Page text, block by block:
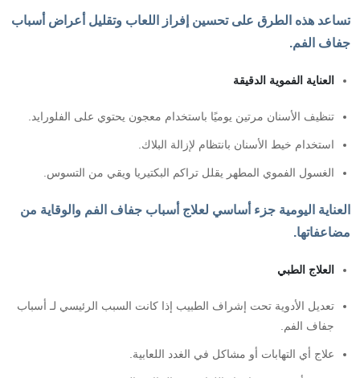
تساعد هذه الطرق على تحسين إفراز اللعاب وتقليل أعراض أسباب
جفاف الفم.
العناية الفموية الدقيقة
تنظيف الأسنان مرتين يوميًا باستخدام معجون يحتوي على الفلورايد.
استخدام خيط الأسنان بانتظام لإزالة البلاك.
الغسول الفموي المطهر يقلل تراكم البكتيريا ويقي من التسوس.
العناية اليومية جزء أساسي لعلاج أسباب جفاف الفم والوقاية من
مضاعفاتها.
العلاج الطبي
تعديل الأدوية تحت إشراف الطبيب إذا كانت السبب الرئيسي لـ أسباب
جفاف الفم.
علاج أي التهابات أو مشاكل في الغدد اللعابية.